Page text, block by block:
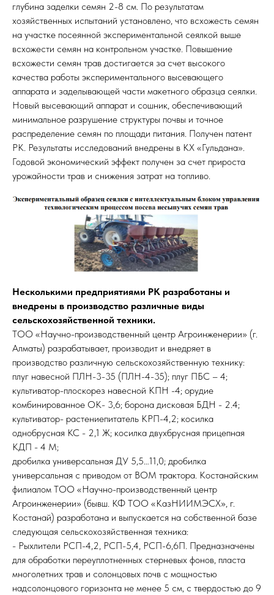
глубина заделки семян 2-8 см. По результатам
хозяйственных испытаний установлено, что всхожесть семян
на участке посеянной экспериментальной сеялкой выше
всхожести семян на контрольном участке. Повышение
всхожести семян трав достигается за счет высокого
качества работы экспериментального высевающего
аппарата и заделывающей части макетного образца сеялки.
Новый высевающий аппарат и сошник, обеспечивающий
минимальное разрушение структуры почвы и точное
распределение семян по площади питания. Получен патент
РК. Результаты исследований внедрены в КХ «Гульдана».
Годовой экономический эффект получен за счет прироста
урожайности трав и снижения затрат на топливо.
Несколькими предприятиями РК разработаны и
внедрены в производство различные виды
сельскохозяйственной техники.
ТОО «Научно-производственный центр Агроинженерии» (г.
Алматы) разрабатывает, производит и внедряет в
производство различную сельскохозяйственную технику:
плуг навесной ПЛН-3-35 (ПЛН-4-35); плуг ПБС – 4;
культиватор-плоскорез навесной КПН -4; орудие
комбинированное ОК- 3,6; борона дисковая БДН - 2.4;
культиватор- растениепитатель КРП-4,2; косилка
однобрусная КС - 2,1 Ж; косилка двухбрусная прицепная
КДП - 4 М;
дробилка универсальная ДУ 5,5…11,0; дробилка
универсальная с приводом от ВОМ трактора. Костанайским
филиалом ТОО «Научно-производственный центр
Агроинженерии» (бывш. КФ ТОО «КазНИИМЭСХ», г.
Костанай) разработана и выпускается на собственной базе
следующая сельскохозяйственная техника:
- Рыхлители РСП-4,2, РСП-5,4, РСП-6,6П. Предназначены
для обработки переуплотненных стерневых фонов, пласта
многолетних трав и солонцовых почв с мощностью
надсолонцового горизонта не менее 5 см, с твердостью до 9